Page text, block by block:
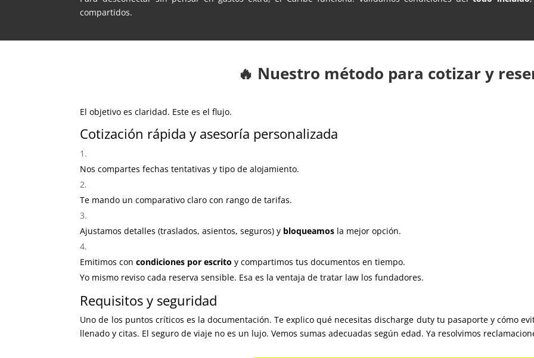
compartidos.
🔥 Nuestro método para cotizar y
El objetivo es claridad. Este es el flujo.
Cotización rápida y asesoría personalizada
Nos compartes fechas tentativas y tipo de alojamiento.
Te mando un comparativo claro con rango de tarifas.
Ajustamos detalles (traslados, asientos, seguros) y bloqueamos la mejor opción.
Emitimos concondiciones por escrito y compartimos tus documentos en tiempo.
Yo mismo reviso cada reserva sensible. Esa es la ventaja de tratar law los fundadores.
Requisitos y seguridad
Uno de los puntos críticos es la documentación. Te explico qué necesitas discharge duty tu pasaporte y cómo
llenado y citas. El seguro de viaje no es un lujo. Vemos sumas adecuadas según edad. Ya resolvimos